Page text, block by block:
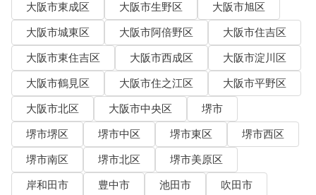
大阪市東成区
大阪市生野区
大阪市旭区
大阪市城東区
大阪市阿倍野区
大阪市住吉区
大阪市東住吉区
大阪市西成区
大阪市淀川区
大阪市鶴見区
大阪市住之江区
大阪市平野区
大阪市北区
大阪市中央区
堺市
堺市堺区
堺市中区 堺市東区
堺市西区
堺市南区
堺市北区
堺市美原区
岸和田市
豊中市 池田市
吹田市